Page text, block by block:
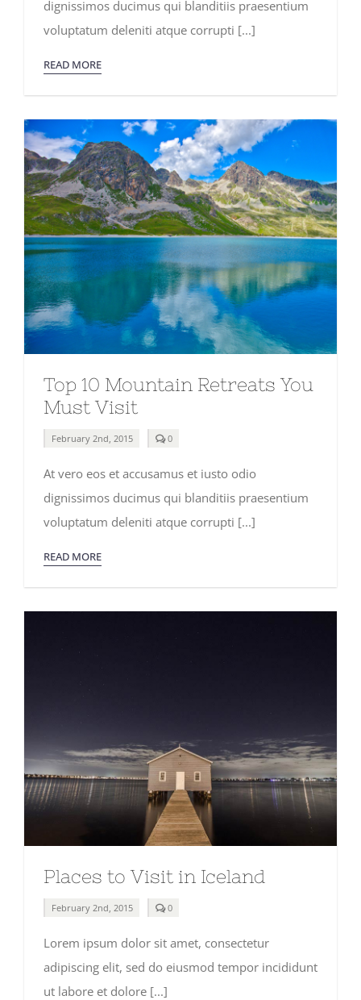
Ski
In
North
dignissimos ducimus qui blanditiis praesentium
voluptatum deleniti atque corrupti [...]
READ MORE
Top 10 Mountain Retreats You
Must Visit
February 2nd, 2015 0comments
10
Retreats
Must
Visit
At vero eos et accusamus et iusto odio
dignissimos ducimus qui blanditiis praesentium
voluptatum deleniti atque corrupti [...]
READ MORE
Places to Visit in Iceland
February 2nd, 2015 0comments
to
in
Lorem ipsum dolor sit amet, consectetur
adipiscing elit, sed do eiusmod tempor incididunt
ut labore et dolore [...]